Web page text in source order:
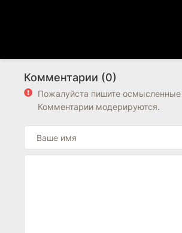
Комментарии (0)
Пожалуйста пишите
Комментарии модерируются.